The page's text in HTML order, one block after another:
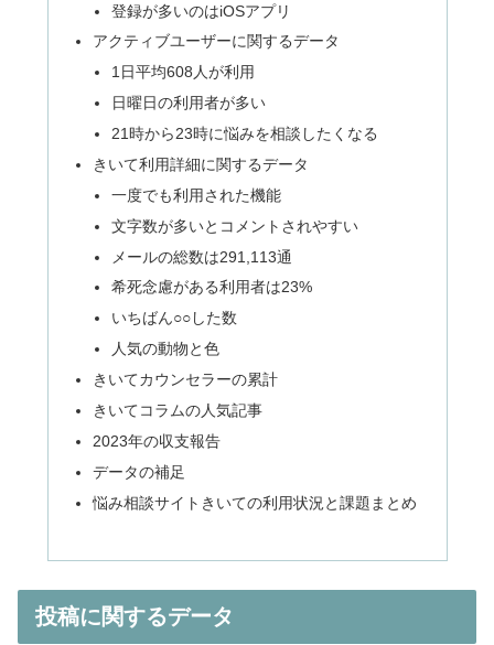
登録が多いのはiOSアプリ
アクティブユーザーに関するデータ
1日平均608人が利用
日曜日の利用者が多い
21時から23時に悩みを相談したくなる
きいて利用詳細に関するデータ
一度でも利用された機能
文字数が多いとコメントされやすい
メールの総数は291,113通
希死念慮がある利用者は23%
いちばん○○した数
人気の動物と色
きいてカウンセラーの累計
きいてコラムの人気記事
2023年の収支報告
データの補足
悩み相談サイトきいての利用状況と課題まとめ
投稿に関するデータ